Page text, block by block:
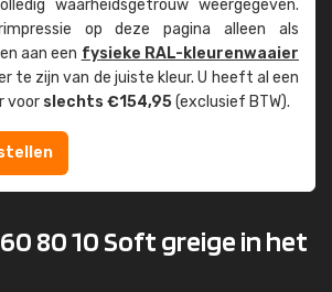
waarheids­­getrouw weer­gegeven.
op deze pagina alleen als
aan een fysieke RAL-kleuren­waaier
te zijn van de juiste kleur. U heeft al een
voor slechts €154,95(exclusief BTW).
80 10 Soft greige in het